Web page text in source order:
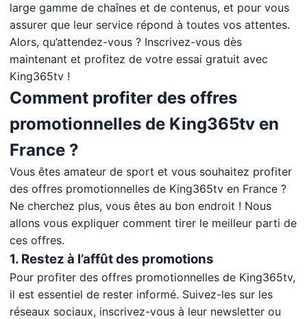
large gamme de chaînes et de contenus, et pour vous
assurer que leur service répond à toutes vos attentes.
Alors, qu’attendez-vous ? Inscrivez-vous dès
maintenant et profitez de votre essai gratuit avec
King365tv !
Comment profiter des offres
promotionnelles de King365tv en
France ?
Vous êtes amateur de sport et vous souhaitez profiter
des offres promotionnelles de King365tv en France ?
Ne cherchez plus, vous êtes au bon endroit ! Nous
allons vous expliquer comment tirer le meilleur parti de
ces offres.
1. Restez à l’affût des promotions
Pour profiter des offres promotionnelles de King365tv,
il est essentiel de rester informé. Suivez-les sur les
réseaux sociaux, inscrivez-vous à leur newsletter ou